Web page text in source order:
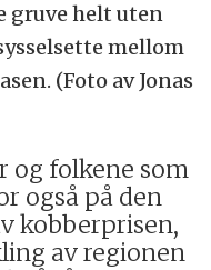
gruve helt uten
mellom
(Foto av Jonas
og folkene som
også på den
kobberprisen,
av regionen